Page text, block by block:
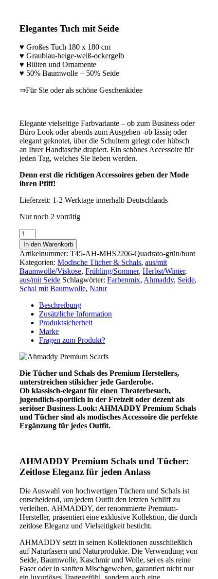
Elegantes Tuch mit Seide
♥ Großes Tuch 180 x 180 cm
♥ Graublau-beige-weiß-ockergelb
♥ Blüten und Ornamente
♥ 50% Baumwolle + 50% Seide
⇒Für Sie oder als schöne Geschenkidee
Elegante vielseitige Farbvariante – ob zum Business oder
Büro Look oder abends zum Ausgehen -ob lässig oder
elegant geknotet, über die Schultern gelegt oder hübsch
an Ihrer Handtasche drapiert. Ein schönes Accessoire für
jeden Tag, welches Sie lieben werden.
Denn erst die richtigen Accessoires geben der Mode
ihren Pfiff!
Lieferzeit: 1-2 Werktage innerhalb Deutschlands
Nur noch 2 vorrätig
Vielseitiges
großes
Tuch
aus
Baumwolle
+
Seide
von
Ahmaddy
Menge
In den Warenkorb
Artikelnummer:T45-AH-MHS2206-Quadrato-grün/bunt
Kategorien:Modische Tücher & Schals,aus/mit
Baumwolle/Viskose,Frühling/Sommer,Herbst/Winter,
aus/mit Seide Schlagwörter:Farbenmix, Ahmaddy, Seide,
Schal mit Baumwolle,Natur
Beschreibung
Zusätzliche Information
Produktsicherheit
Marke
Fragen zum Produkt?
Die Tücher und Schals des Premium Herstellers,
unterstreichen stilsicher jede Garderobe.
Ob klassisch-elegant für einen Theaterbesuch,
jugendlich-sportlich in der Freizeit oder dezent als
seriöser Business-Look: AHMADDY Premium Schals
und Tücher sind als modisches Accessoire die perfekte
Ergänzung für jedes Outfit.
AHMADDY Premium Schals und Tücher:
Zeitlose Eleganz für jeden Anlass
Die Auswahl von hochwertigen Tüchern und Schals ist
entscheidend, um jedem Outfit den letzten Schliff zu
verleihen. AHMADDY, der renommierte Premium-
Hersteller, präsentiert eine exklusive Kollektion, die durch
zeitlose Eleganz und Vielseitigkeit besticht.
AHMADDY setzt in seinen Kollektionen ausschließlich
auf Naturfasern und Naturprodukte. Die Verwendung von
Seide, Baumwolle, Kaschmir und Wolle, sei es als reine
Faser oder in sanften Mischgeweben, garantiert nicht nur
ein luxuriöses Tragegefühl, sondern auch eine